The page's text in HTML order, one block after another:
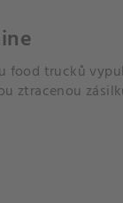
food trucků
ztracenou